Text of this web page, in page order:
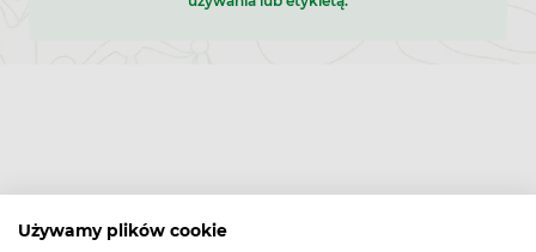
Używamy plików cookie